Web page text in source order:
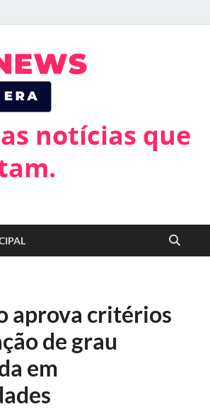
notícias que
aprova critérios
de grau
em